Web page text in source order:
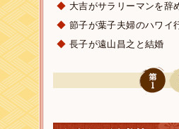
◆ 大吉がサラリーマンを辞
◆ 節子が葉子夫婦のハワイ
◆ 長子が遠山昌之と結婚